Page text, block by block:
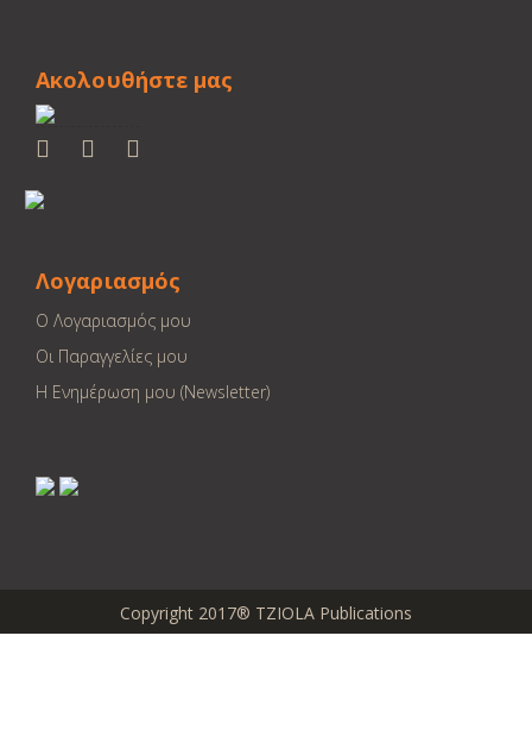
Ακολουθήστε μας
Λογαριασμός
Ο Λογαριασμός μου
Οι Παραγγελίες μου
Η Ενημέρωση μου (Newsletter)
Copyright 2017® TZIOLA Publications